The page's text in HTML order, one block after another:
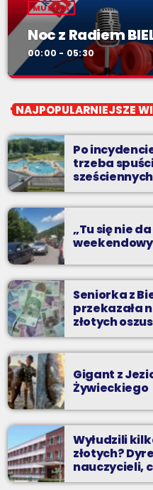
MUZYKA
Noc z Radiem
00:00 - 05:30
Noc z Radiem
to właśnie nocą można
antenie prawdziwe
NAJPOPULARNIEJSZE
Po
trzeba
„Ogromne
praca”
„Tu się nie
Seniorka z
przekazała
złotych
Gigant z
Żywieckiego
Wyłudzili
złotych?
nauczycieli,
zarzuty